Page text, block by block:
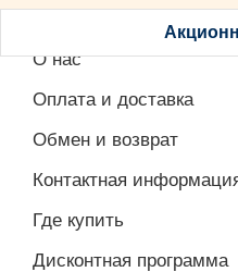
О нас
Оплата и доставка
Обмен и возврат
Контактная
Где купить
Дисконтная программа